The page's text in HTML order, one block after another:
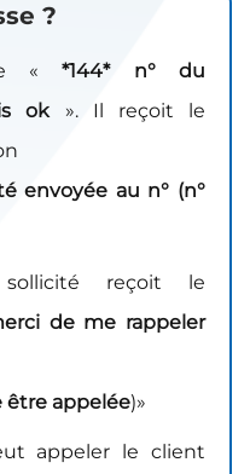
?
«*144* n° du
ok». Il reçoit le
envoyée au n° (n°
sollicité reçoit le
de me rappeler
être appelée)»
appeler le client